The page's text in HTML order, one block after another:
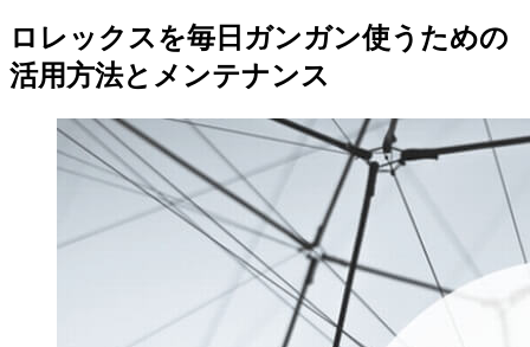
ロレックスを毎日ガンガン使うための
活用方法とメンテナンス